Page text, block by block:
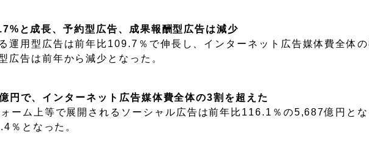
と成長、予約型広告、成果報酬型広告は減少
運用型広告は前年比109.7％で伸長し、インターネット広告媒体費全体
広告は前年から減少となった。
円で、インターネット広告媒体費全体の3割を超えた
ーム上等で展開されるソーシャル広告は前年比116.1％の5,687億円と
％となった。